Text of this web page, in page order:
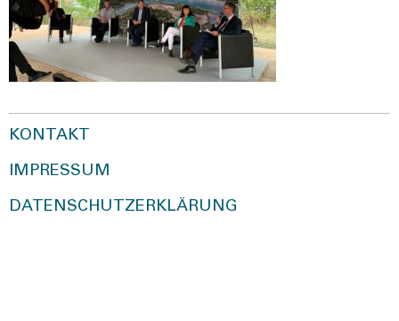
KONTAKT
IMPRESSUM
DATENSCHUTZERKLÄRUNG